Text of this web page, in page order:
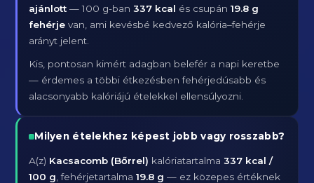
ajánlott — 100 g-ban337 kcal és csupán19.8 g
fehérje van, ami kevésbé kedvező kalória–fehérje
arányt jelent.
Kis, pontosan kimért adagban belefér a napi keretbe
— érdemes a többi étkezésben fehérjedúsabb és
alacsonyabb kalóriájú ételekkel ellensúlyozni.
Milyen ételekhez képest jobb vagy rosszabb?
A(z) Kacsacomb (Bőrrel) kalóriatartalma337 kcal /
100 g , fehérjetartalma19.8 g — ez közepes értéknek